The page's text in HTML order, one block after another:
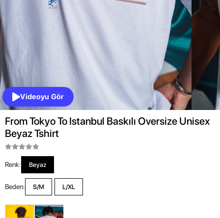
Videoyu Gör
From Tokyo To Istanbul Baskılı Oversize Unisex
Beyaz Tshirt
Renk: Beyaz
Beden: S/M L/XL